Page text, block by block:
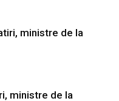
ministre de la
ministre de la